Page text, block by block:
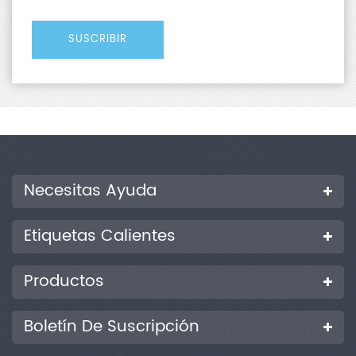
Necesitas Ayuda
Etiquetas Calientes
Productos
Boletín De Suscripción